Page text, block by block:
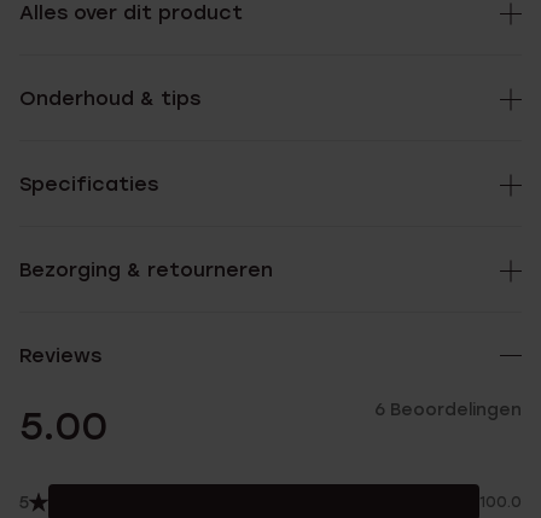
Alles over dit product
Onderhoud & tips
Specificaties
Bezorging & retourneren
Reviews
5.00 6 Beoordelingen
5 100.0%